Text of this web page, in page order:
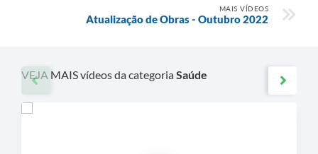
MAIS VÍDEOS
Atualização de Obras - Outubro 2022
VEJA MAIS vídeos da categoriaSaúde